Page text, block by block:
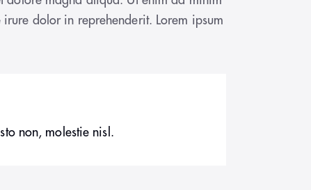
dolor in reprehenderit. Lorem ipsum
non, molestie nisl.